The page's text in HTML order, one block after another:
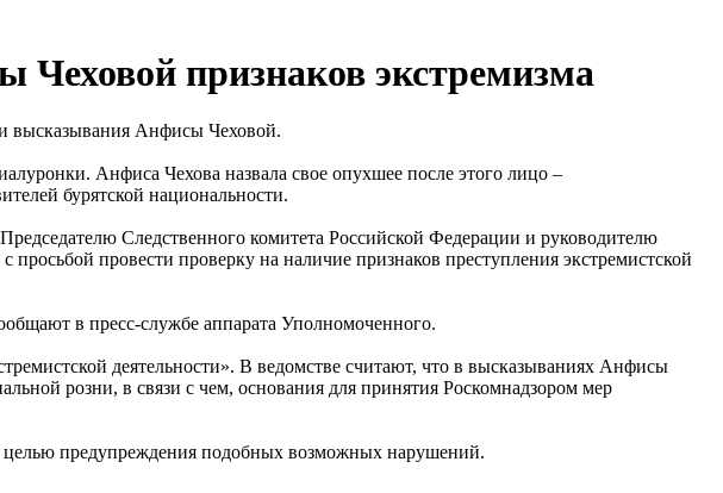
признаков экстремизма
высказывания Анфисы Чеховой.
Анфиса Чехова назвала свое опухшее после этого лицо –
бурятской национальности.
Следственного комитета Российской Федерации и руководителю
провести проверку на наличие признаков преступления экстремистской
в пресс-службе аппарата Уполномоченного.
деятельности». В ведомстве считают, что в высказываниях Анфисы
розни, в связи с чем, основания для принятия Роскомнадзором мер
целью предупреждения подобных возможных нарушений.